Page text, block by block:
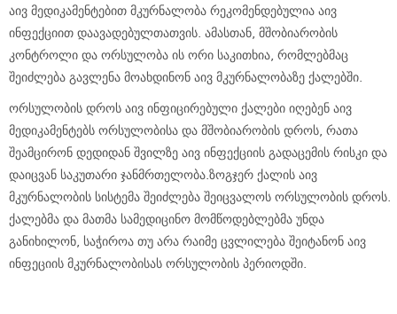
აივ მედიკამენტებით მკურნალობა რეკომენდებულია აივ
ინფექციით დაავადებულთათვის. ამასთან, მშობიარობის
კონტროლი და ორსულობა ის ორი საკითხია, რომლებმაც
შეიძლება გავლენა მოახდინონ აივ მკურნალობაზე ქალებში.
ორსულობის დროს აივ ინფიცირებული ქალები იღებენ აივ
მედიკამენტებს ორსულობისა და მშობიარობის დროს, რათა
შეამცირონ დედიდან შვილზე აივ ინფექციის გადაცემის რისკი და
დაიცვან საკუთარი ჯანმრთელობა.ზოგჯერ ქალის აივ
მკურნალობის სისტემა შეიძლება შეიცვალოს ორსულობის დროს.
ქალებმა და მათმა სამედიცინო მომწოდებლებმა უნდა
განიხილონ, საჭიროა თუ არა რაიმე ცვლილება შეიტანონ აივ
ინფეციის მკურნალობისას ორსულობის პერიოდში.